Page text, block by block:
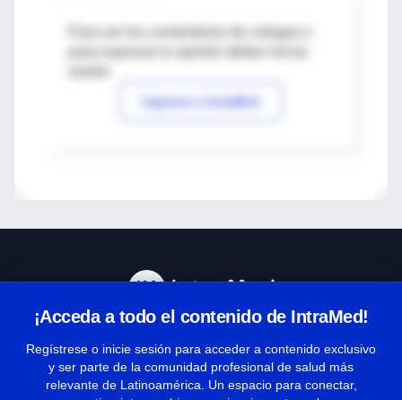
Para ver los comentarios de colegas o
Ingresar a IntraMed
¡Acceda a todo el contenido de IntraMed!
Regístrese o inicie sesión para acceder a contenido exclusivo
y ser parte de la comunidad profesional de salud más
relevante de Latinoamérica. Un espacio para conectar,
Términos y condiciones